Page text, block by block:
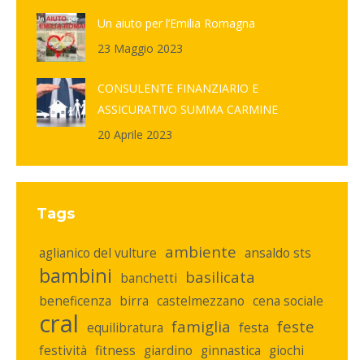
Un aiuto per l’Emilia Romagna
23 Maggio 2023
CONSULENTE FINANZIARIO E
ASSICURATIVO SUMMA CARMINE
20 Aprile 2023
Tags
aglianico del vulture ambiente ansaldo sts
bambini banchetti basilicata
beneficenza birra castelmezzano cena sociale
cral equilibratura famiglia festa feste
festività fitness giardino ginnastica giochi